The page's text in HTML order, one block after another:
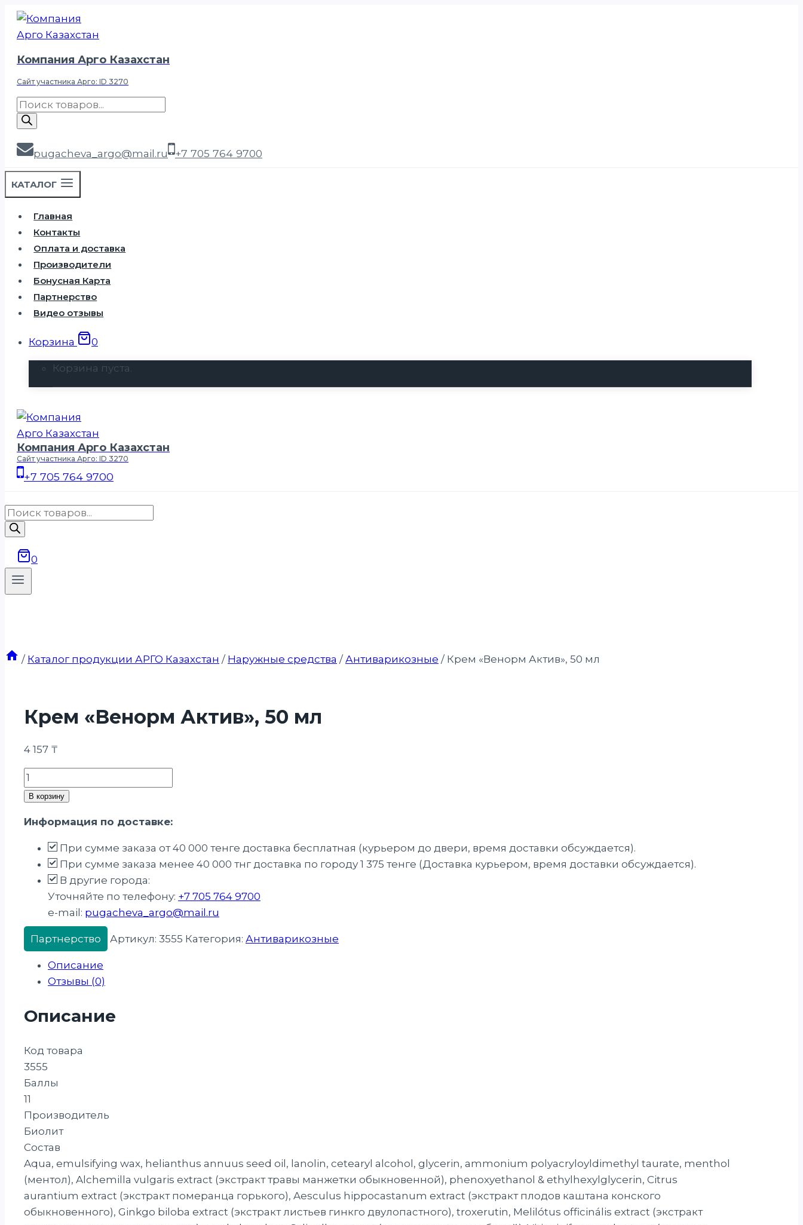
Перейти
Компания Арго Казахстан
Сайт участника Арго: ID 3270
Поиск
товаров
pugacheva_argo@mail.ru +7 705 764 9700
КАТАЛОГ
Главная
Контакты
Оплата и доставка
Производители
Бонусная Карта
Партнерство
Видео отзывы
Корзина 0
Корзина пуста.
Компания Арго Казахстан
Сайт участника Арго: ID 3270
+7 705 764 9700
Поиск
товаров
0
/ Каталог продукции АРГО Казахстан / Наружные средства / Антиварикозные / Крем «Венорм Актив», 50 мл
Крем «Венорм Актив», 50 мл
4 157 ₸
Количество
товара
«Венорм
Актив»,
В корзину
Информация по доставке:
При сумме заказа от 40 000 тенге доставка бесплатная (курьером до двери, время доставки обсуждается).
При сумме заказа менее 40 000 тнг доставка по городу 1 375 тенге (Доставка курьером, время доставки обсуждается).
В другие города:
Уточняйте по телефону: +7 705 764 9700
e-mail: pugacheva_argo@mail.ru
Партнерство Артикул: 3555 Категория: Антиварикозные
Описание
Отзывы (0)
Описание
Код товара
3555
Баллы
11
Производитель
Биолит
Состав
Aqua, emulsifying wax, helianthus annuus seed oil, lanolin, cetearyl alcohol, glycerin, ammonium polyacryloyldimethyl taurate, menthol
(ментол), Alchemilla vulgaris extract (экстракт травы манжетки обыкновенной), phenoxyethanol & ethylhexylglycerin, Citrus
aurantium extract (экстракт померанца горького), Aesculus hippocastanum extract (экстракт плодов каштана конского
обыкновенного), Ginkgo biloba extract (экстракт листьев гинкго двулопастного), troxerutin, Melilótus officinális extract (экстракт